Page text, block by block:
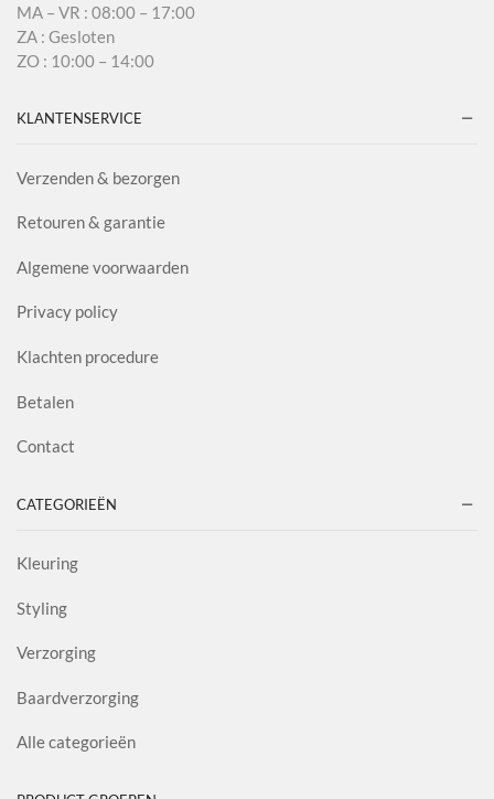
MA – VR : 08:00 – 17:00
ZA : Gesloten
ZO : 10:00 – 14:00
KLANTENSERVICE
Verzenden & bezorgen
Retouren & garantie
Algemene voorwaarden
Privacy policy
Klachten procedure
Betalen
Contact
CATEGORIEËN
Kleuring
Styling
Verzorging
Baardverzorging
Alle categorieën